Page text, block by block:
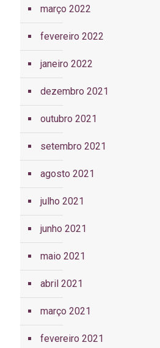
março 2022
fevereiro 2022
janeiro 2022
dezembro 2021
outubro 2021
setembro 2021
agosto 2021
julho 2021
junho 2021
maio 2021
abril 2021
março 2021
fevereiro 2021